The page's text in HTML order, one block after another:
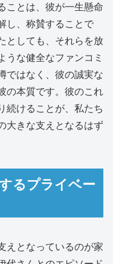
ことは、彼が一生懸命
し、称賛することで
としても、それらを放
うな健全なファンコミ
ではなく、彼の誠実な
の本質です。彼のこれ
続けることが、私たち
大きな支えとなるはず
るプライベー
えとなっているのが家